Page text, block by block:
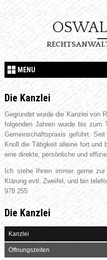
MENU
Die Kanzlei
Gegründet wurde die Kanzlei von
folgenden Jahren wurde bis zum
Gemeinschaftspraxis geführt.
Knoll die Tätigkeit alleine fort und
eine direkte, persönliche und
Ich stehe Ihnen immer gerne
Klärung evtl. Zweifel, und bin
978 255
Die Kanzlei
Kanzlei
Öffnungszeiten